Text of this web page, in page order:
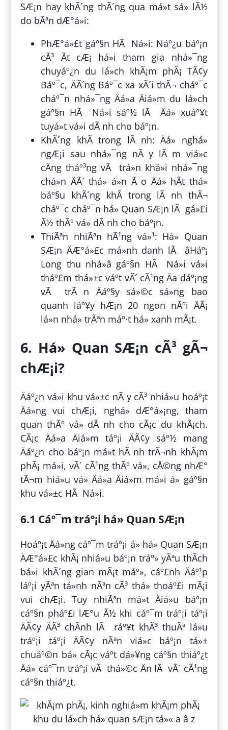
SÆ¡n hay khÃ´ng thÃ´ng qua má»t sá» lÃ½
do bÃªn dÆ°á»i:
PhÆ°á»£t gáº§n HÃ Ná»i: Náº¿u báº¡n
cÃ³ Ã­t cÆ¡ há»i tham gia nhá»¯ng
chuyáº¿n du lá»ch khÃ¡m phÃ¡ TÃ¢y
Báº¯c, ÄÃ´ng Báº¯c xa xÃ´i thÃ¬ cháº¯c
cháº¯n nhá»¯ng Äá»a Äiá»m du lá»ch
gáº§n HÃ Ná»i sáº½ lÃ Äá» xuáº¥t
tuyá»t vá»i dÃ nh cho báº¡n.
KhÃ´ng khÃ­ trong lÃ nh: Äá» nghá»
ngÆ¡i sau nhá»¯ng nÃ y lÃ m viá»c
cÄng tháº³ng vÃ trá»n khá»i nhá»¯ng
chá»n ÄÃ´ thá» á»n Ã o Äá» hÃ­t thá»
báº§u khÃ´ng khÃ­ trong lÃ nh thÃ¬
cháº¯c cháº¯n há» Quan SÆ¡n lÃ gá»£i
Ã½ thÃº vá» dÃ nh cho báº¡n.
ThiÃªn nhiÃªn hÃ¹ng vá»¹: Há» Quan
SÆ¡n ÄÆ°á»£c má»nh danh lÃ âHáº¡
Long thu nhá»â gáº§n HÃ Ná»i vá»i
tháº£m thá»±c váº­t vÃ´ cÃ¹ng Äa dáº¡ng
vÃ trÃ n Äáº§y sá»©c sá»ng bao
quanh láº¥y hÆ¡n 20 ngon nÃºi ÄÃ¡
lá»n nhá» trÃªn máº·t há» xanh mÃ¡t.
6. Há» Quan SÆ¡n cÃ³ gÃ¬
chÆ¡i?
Äáº¿n vá»i khu vá»±c nÃ y cÃ³ nhiá»u hoáº¡t
Äá»ng vui chÆ¡i, nghá» dÆ°á»¡ng, tham
quan thÃº vá» dÃ nh cho cÃ¡c du khÃ¡ch.
CÃ¡c Äá»a Äiá»m táº¡i ÄÃ¢y sáº½ mang
Äáº¿n cho báº¡n má»t hÃ nh trÃ¬nh khÃ¡m
phÃ¡ má»i, vÃ´ cÃ¹ng thÃº vá», cÅ©ng nhÆ°
tÃ¬m hiá»u vá» Äá»a Äiá»m má»i á» gáº§n
khu vá»±c HÃ Ná»i.
6.1 Cáº¯m tráº¡i há» Quan SÆ¡n
Hoáº¡t Äá»ng cáº¯m tráº¡i á» há» Quan SÆ¡n
ÄÆ°á»£c khÃ¡ nhiá»u báº¡n tráº» yÃªu thÃ­ch
bá»i khÃ´ng gian mÃ¡t máº», cáº£nh Äáº¹p
láº¡i yÃªn tá»nh nÃªn cÃ³ thá» thoáº£i mÃ¡i
vui chÆ¡i. Tuy nhiÃªn má»t Äiá»u báº¡n
cáº§n pháº£i lÆ°u Ã½ khi cáº¯m tráº¡i táº¡i
ÄÃ¢y ÄÃ³ chÃ­nh lÃ ráº¥t khÃ³ thuÃª lá»u
tráº¡i táº¡i ÄÃ¢y nÃªn viá»c báº¡n tá»±
chuáº©n bá» cÃ¡c váº­t dá»¥ng cáº§n thiáº¿t
Äá» cáº¯m tráº¡i vÃ thá»©c Än lÃ vÃ´ cÃ¹ng
cáº§n thiáº¿t.